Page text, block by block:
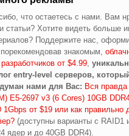
что остаетесь с нами. Вам
статьи? Хотите видеть больше
Поддержите нас,
знакомым,
от $4.99
entry-level серверов,
нами для Вас: Вся
E5-2697 v3 (6 Cores) 10GB
1Gbps от $19 или как правильно
(доступны варианты с RAID1
ядер и до 40GB DDR4).